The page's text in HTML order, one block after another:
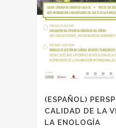
(ESPAÑOL)
CALIDAD DE LA
LA ENOLOGÍA